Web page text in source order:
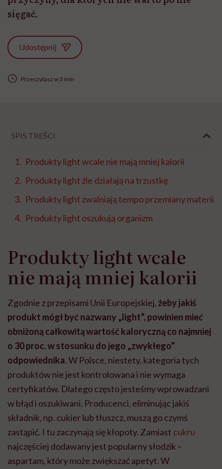
sięgać.
Udostępnij
Przeczytasz w 3 min
SPIS TREŚCI
Produkty light wcale nie mają mniej kalorii
Produkty light źle działają na trzustkę
Produkty light zwalniają tempo przemiany materii
Produkty light oszukują organizm
Produkty light wcale
nie mają mniej kalorii
Zgodnie z przepisami Unii Europejskiej, żeby jakiś
produkt mógł być nazwany „light”, powinien mieć
obniżoną całkowitą wartość kaloryczną co najmniej
o 30 proc. w stosunku do jego „zwykłego”
odpowiednika. W Polsce, niestety, kategoria tych
produktów nie jest kontrolowana i nie wymaga
certyfikatów. Dlatego często jesteśmy wprowadzani
w błąd i oszukiwani. Producenci, eliminując jakiś
składnik, np. cukier lub tłuszcz, muszą go czymś
zastąpić. I tu zaczynają się kłopoty. Zamiast cukru
najczęściej dodawany jest popularny słodzik –
aspartam, który może zwiększać apetyt. W